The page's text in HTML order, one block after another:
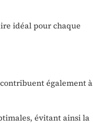
idéal pour chaque
également à
évitant ainsi la